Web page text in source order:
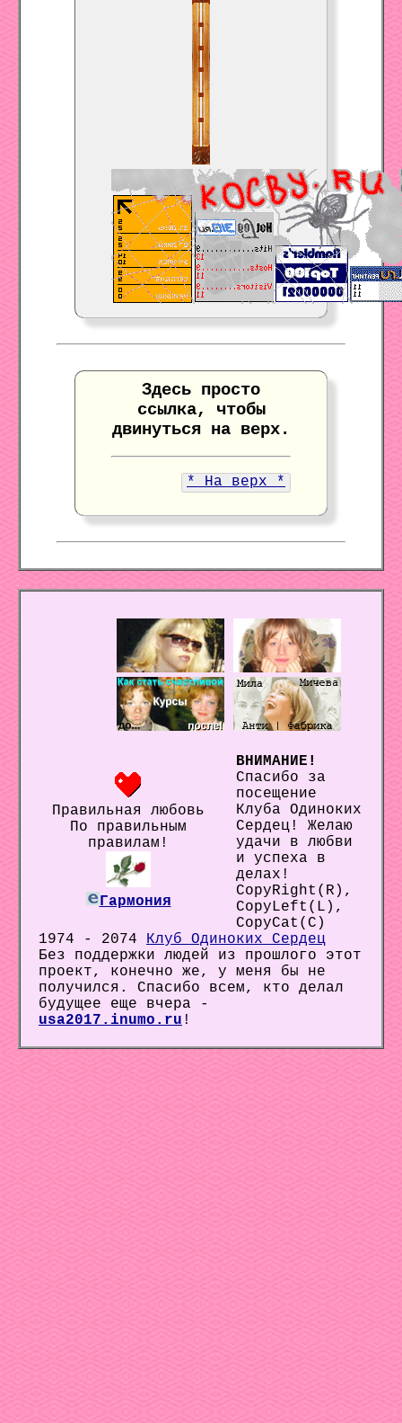
Здесь просто
ссылка, чтобы
двинуться на верх.
* На верх *
Правильная любовь
По правильным
правилам!
Гармония
ВНИМАНИЕ!
Спасибо за
посещение
Клуба Одиноких
Сердец! Желаю
удачи в любви
и успеха в
делах!
CopyRight(R),
CopyLeft(L),
CopyCat(C)
1974 - 2074 Клуб Одиноких Сердец
Без поддержки людей из прошлого этот
проект, конечно же, у меня бы не
получился. Спасибо всем, кто делал
будущее еще вчера -
usa2017.inumo.ru !